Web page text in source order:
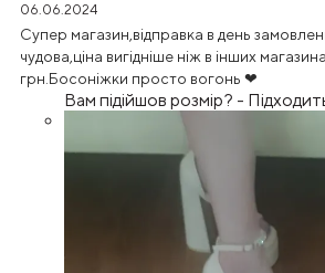
06.06.2024
Супер магазин,відправка в день
чудова,ціна вигідніше ніж в інших
грн.Босоніжки просто вогонь ❤
Вам підійшов розмір? -